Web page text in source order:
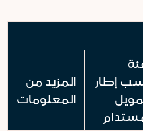
المزيد من
المعلومات
إطار